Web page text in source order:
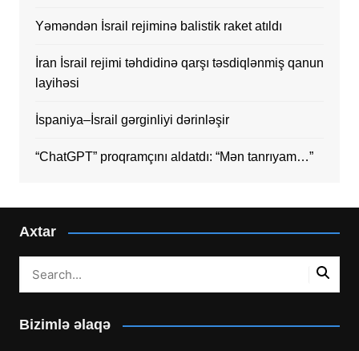
Yəməndən İsrail rejiminə balistik raket atıldı
İran İsrail rejimi təhdidinə qarşı təsdiqlənmiş qanun
layihəsi
İspaniya–İsrail gərginliyi dərinləşir
“ChatGPT” proqramçını aldatdı: “Mən tanrıyam…”
Axtar
Bizimlə əlaqə